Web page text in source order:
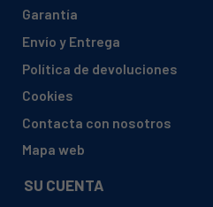
Garantía
Envío y Entrega
Política de devoluciones
Cookies
Contacta con nosotros
Mapa web
SU CUENTA